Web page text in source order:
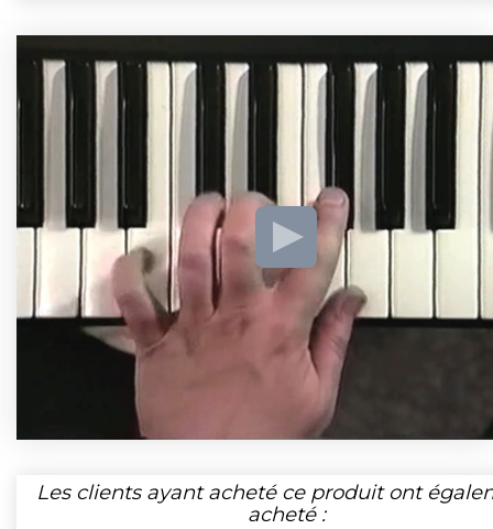
Les clients ayant acheté ce produit ont
acheté :